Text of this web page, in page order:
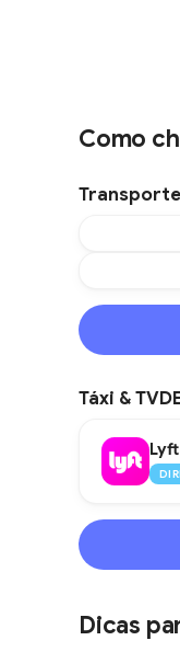
Como
Táxi &
Lyft
Dicas